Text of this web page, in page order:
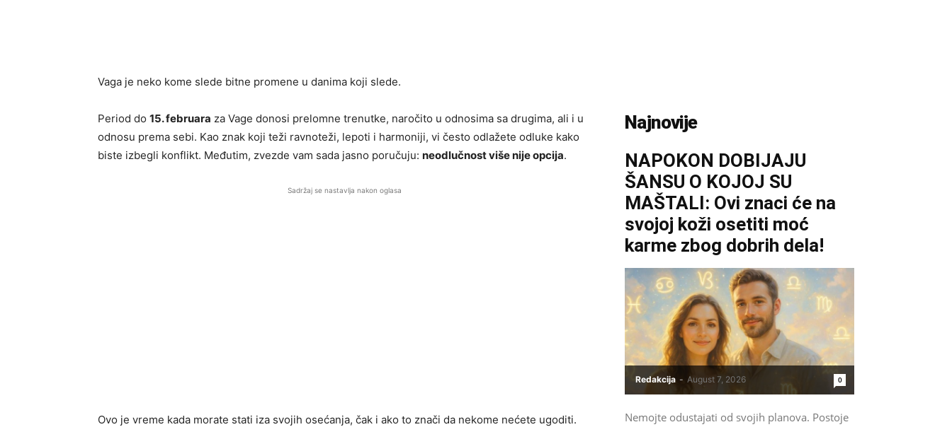
Vaga je neko kome slede bitne promene u danima koji slede.
Period do 15. februara za Vage donosi prelomne trenutke, naročito u odnosima sa drugima, ali i u
odnosu prema sebi. Kao znak koji teži ravnoteži, lepoti i harmoniji, vi često odlažete odluke kako
biste izbegli konflikt. Međutim, zvezde vam sada jasno poručuju: neodlučnost više nije opcija.
Sadržaj se nastavlja nakon oglasa
Ovo je vreme kada morate stati iza svojih osećanja, čak i ako to znači da nekome nećete ugoditi.
Najnovije
NAPOKON DOBIJAJU
ŠANSU O KOJOJ SU
MAŠTALI: Ovi znaci će na
svojoj koži osetiti moć
karme zbog dobrih dela!
Redakcija - August 7, 2026 0
Nemojte odustajati od svojih planova. Postoje